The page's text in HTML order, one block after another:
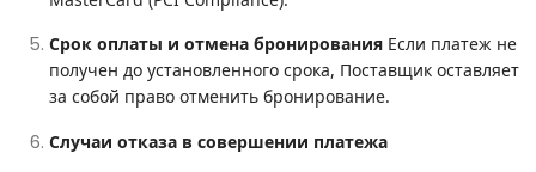
Срок оплаты и отмена бронирования Если платеж не
получен до установленного срока, Поставщик оставляет
за собой право отменить бронирование.
Случаи отказа в совершении платежа